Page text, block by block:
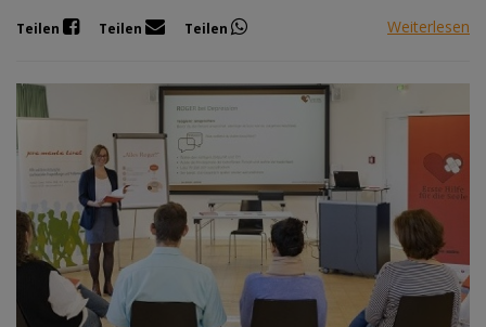
Teilen Teilen Teilen Weiterlesen